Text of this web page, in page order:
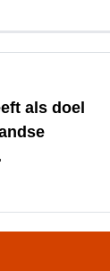
als doel